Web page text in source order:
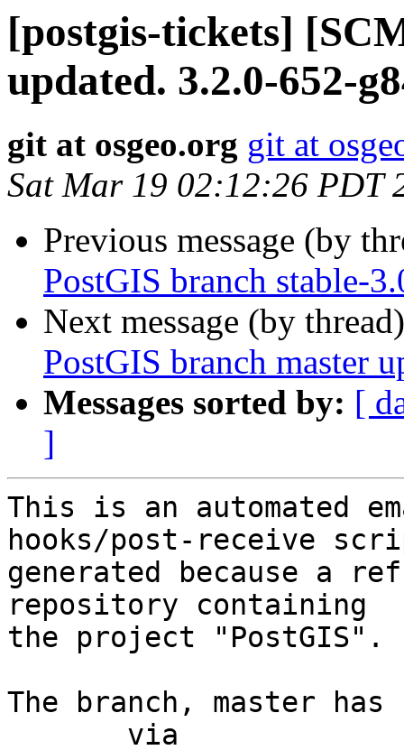
[postgis-tickets]
updated. 3.2.0-652-
git at osgeo.org git at
Sat Mar 19 02:12:26 PDT
Previous message (by
PostGIS branch stable-
Next message (by
PostGIS branch master
Messages sorted by: [
]
This is an automated
hooks/post-receive
generated because a
repository containing
the project "PostGIS".
The branch, master has